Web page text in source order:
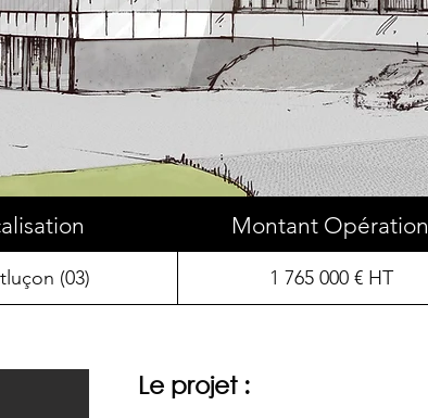
Montant Opération
(03) 1 765 000 € HT
Le projet :